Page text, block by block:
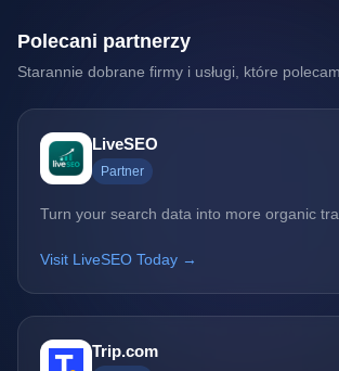
Polecani partnerzy
Starannie dobrane firmy i usługi, które
LiveSEO
Partner
Turn your search data into more organic
Visit LiveSEO Today →
Trip.com